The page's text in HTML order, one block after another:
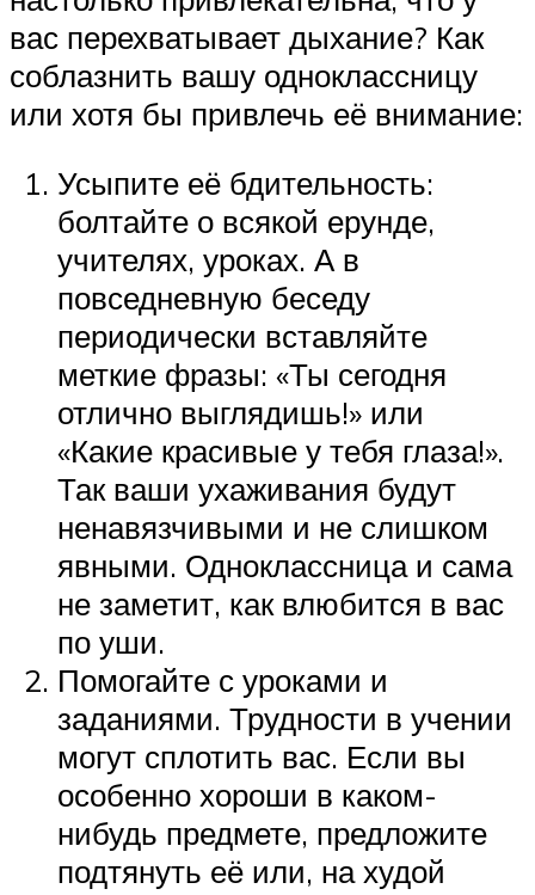
вас перехватывает дыхание? Как
соблазнить вашу одноклассницу
или хотя бы привлечь её внимание:
Усыпите её бдительность:
болтайте о всякой ерунде,
учителях, уроках. А в
повседневную беседу
периодически вставляйте
меткие фразы: «Ты сегодня
отлично выглядишь!» или
«Какие красивые у тебя глаза!».
Так ваши ухаживания будут
ненавязчивыми и не слишком
явными. Одноклассница и сама
не заметит, как влюбится в вас
по уши.
Помогайте с уроками и
заданиями. Трудности в учении
могут сплотить вас. Если вы
особенно хороши в каком-
нибудь предмете, предложите
подтянуть её или, на худой